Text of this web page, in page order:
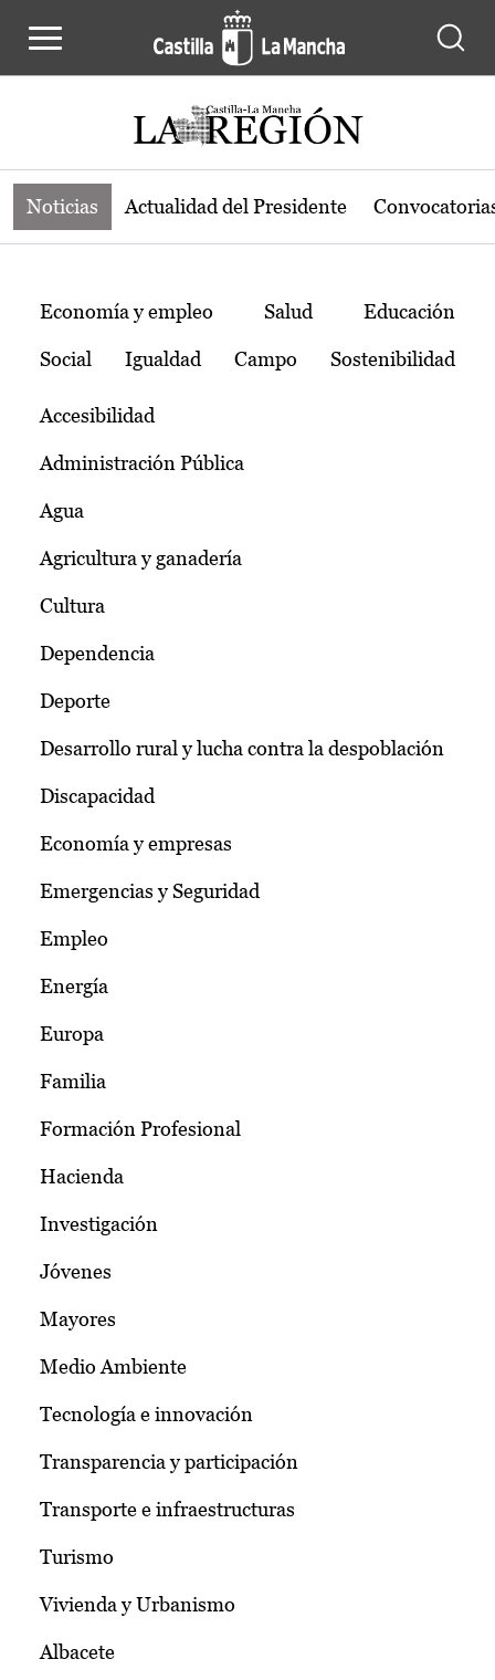
Noticias de la región de Castilla-La
Noticias Actualidad del Presidente
Temas
Economía y empleo Salud Educación
Social Igualdad Campo Sostenibilidad
Accesibilidad
Administración Pública
Agua
Agricultura y ganadería
Cultura
Dependencia
Deporte
Desarrollo rural y lucha contra la despoblación
Discapacidad
Economía y empresas
Emergencias y Seguridad
Empleo
Energía
Europa
Familia
Formación Profesional
Hacienda
Investigación
Jóvenes
Mayores
Medio Ambiente
Tecnología e innovación
Transparencia y participación
Transporte e infraestructuras
Turismo
Vivienda y Urbanismo
Albacete